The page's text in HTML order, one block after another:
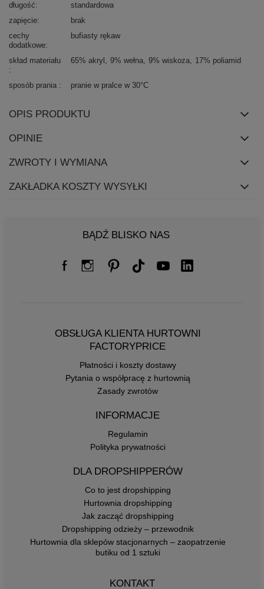
długość
standardowa
zapięcie
brak
cechy
dodatkowe
bufiasty rękaw
skład materiału 65% akryl 9% wełna 9% wiskoza 17% poliamid
sposób prania pranie w pralce w 30°C
OPIS PRODUKTU
OPINIE
ZWROTY I WYMIANA
ZAKŁADKA KOSZTY WYSYŁKI
BĄDŹ BLISKO NAS
OBSŁUGA KLIENTA HURTOWNI
FACTORYPRICE
Płatności i koszty dostawy
Pytania o współpracę z hurtownią
Zasady zwrotów
INFORMACJE
Regulamin
Polityka prywatności
DLA DROPSHIPPERÓW
Co to jest dropshipping
Hurtownia dropshipping
Jak zacząć dropshipping
Dropshipping odzieży – przewodnik
Hurtownia dla sklepów stacjonarnych – zaopatrzenie
butiku od 1 sztuki
KONTAKT